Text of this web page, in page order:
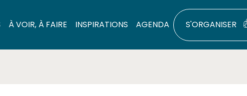
À VOIR, À FAIRE INSPIRATIONS AGENDA S'ORGANISER